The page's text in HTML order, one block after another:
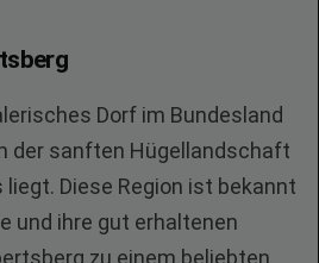
Dorf im Bundesland
der sanften Hügellandschaft
Diese Region ist bekannt
und ihre gut erhaltenen
zu einem beliebten